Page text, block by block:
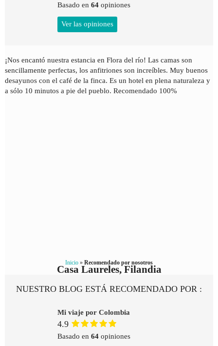
Basado en 64 opiniones
Ver las opiniones
¡Nos encantó nuestra estancia en Flora del río! Las camas son
sencillamente perfectas, los anfitriones son increíbles. Muy buenos
desayunos con el café de la finca. Es un hotel en plena naturaleza y
a sólo 10 minutos a pie del pueblo. Recomendado 100%
Inicio » Recomendado por nosotros
Casa Laureles, Filandia
NUESTRO BLOG ESTÁ RECOMENDADO POR :
Mi viaje por Colombia
4.9
Basado en 64 opiniones